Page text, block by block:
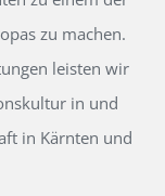
zu machen.
leisten wir
in und
in Kärnten und